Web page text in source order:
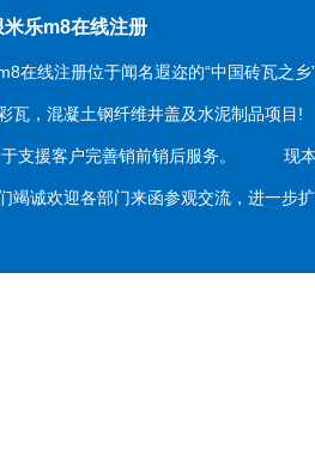
乐m8在线注册
线注册位于闻名遐迩的“中国砖瓦之乡
瓦，混凝土钢纤维井盖及水泥制品项
于支援客户完善销前销后服务。 现本
竭诚欢迎各部门来函参观交流，进一